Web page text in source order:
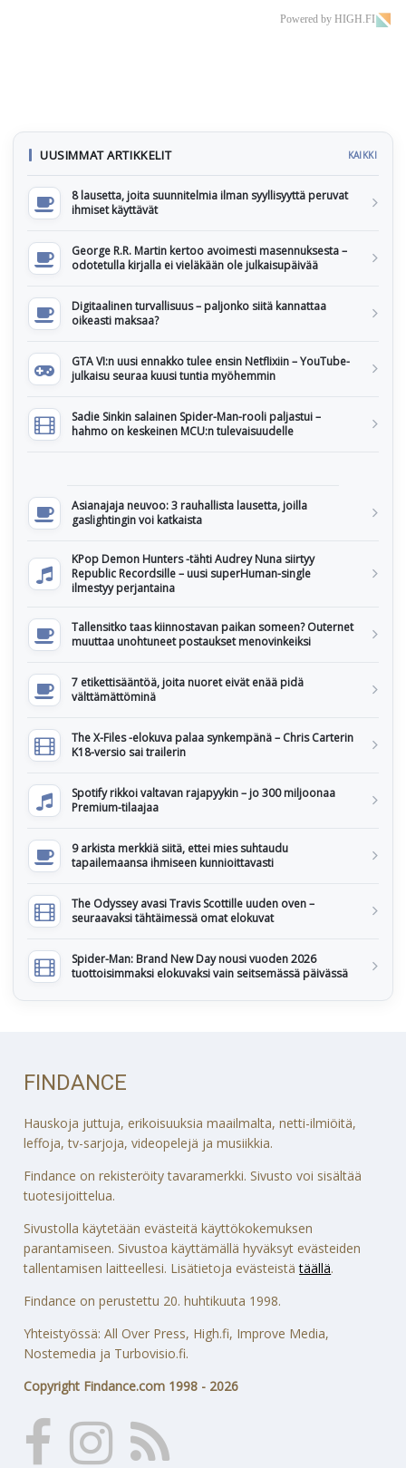
Powered by HIGH.FI
UUSIMMAT ARTIKKELIT KAIKKI
8 lausetta, joita suunnitelmia ilman syyllisyyttä peruvat
ihmiset käyttävät
George R.R. Martin kertoo avoimesti masennuksesta –
odotetulla kirjalla ei vieläkään ole julkaisupäivää
Digitaalinen turvallisuus – paljonko siitä kannattaa
oikeasti maksaa?
GTA VI:n uusi ennakko tulee ensin Netflixiin – YouTube-
julkaisu seuraa kuusi tuntia myöhemmin
Sadie Sinkin salainen Spider-Man-rooli paljastui –
hahmo on keskeinen MCU:n tulevaisuudelle
Asianajaja neuvoo: 3 rauhallista lausetta, joilla
gaslightingin voi katkaista
KPop Demon Hunters -tähti Audrey Nuna siirtyy
Republic Recordsille – uusi superHuman-single
ilmestyy perjantaina
Tallensitko taas kiinnostavan paikan someen? Outernet
muuttaa unohtuneet postaukset menovinkeiksi
7 etikettisääntöä, joita nuoret eivät enää pidä
välttämättöminä
The X-Files -elokuva palaa synkempänä – Chris Carterin
K18-versio sai trailerin
Spotify rikkoi valtavan rajapyykin – jo 300 miljoonaa
Premium-tilaajaa
9 arkista merkkiä siitä, ettei mies suhtaudu
tapailemaansa ihmiseen kunnioittavasti
The Odyssey avasi Travis Scottille uuden oven –
seuraavaksi tähtäimessä omat elokuvat
Spider-Man: Brand New Day nousi vuoden 2026
tuottoisimmaksi elokuvaksi vain seitsemässä päivässä
FINDANCE
Hauskoja juttuja, erikoisuuksia maailmalta, netti-ilmiöitä,
leffoja, tv-sarjoja, videopelejä ja musiikkia.
Findance on rekisteröity tavaramerkki. Sivusto voi sisältää
tuotesijoittelua.
Sivustolla käytetään evästeitä käyttökokemuksen
parantamiseen. Sivustoa käyttämällä hyväksyt evästeiden
tallentamisen laitteellesi. Lisätietoja evästeistätäällä.
Findance on perustettu 20. huhtikuuta 1998.
Yhteistyössä: All Over Press, High.fi, Improve Media,
Nostemedia ja Turbovisio.fi.
Copyright Findance.com 1998 - 2026